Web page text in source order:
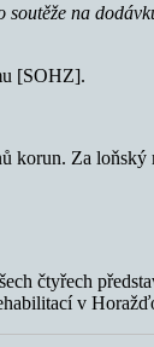
na
[SOHZ].
korun. Za
čtyřech
v